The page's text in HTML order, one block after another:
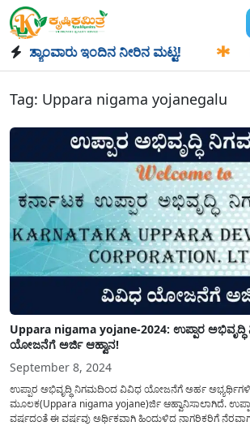
ಇಂದಿನ ನೀರಿನ ಮಟ್ಟ!
Tag: Uppara nigama yojanegalu
Uppara nigama yojane-2024: ಉಪ್ಪಾರ
ಯೋಜನೆಗೆ ಅರ್ಜಿ ಆಹ್ವಾನ!
September 8, 2024
ಉಪ್ಪಾರ ಅಭಿವೃದ್ಧಿ ನಿಗಮದಿಂದ ವಿವಿಧ ಯೋಜನೆಗೆ ಅರ್ಹ
ಮೂಲಕ(Uppara nigama yojane)ರ್ಜಿ ಆಹ್ವಾನಿಸಾಲಾಗಿದೆ.
ವರ್ಷದಂತೆ ಈ ವರ್ಷವು ಅರ್ಥಿಕವಾಗಿ ಹಿಂದುಳಿದ ನಾಗರಿಕರಿಗೆ